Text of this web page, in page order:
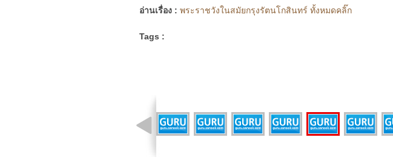
อ่านเรื่อง : พระราชวังในสมัยกรุงรัตนโกสินทร์ ทั้งหมดคลิ๊ก
Tags :